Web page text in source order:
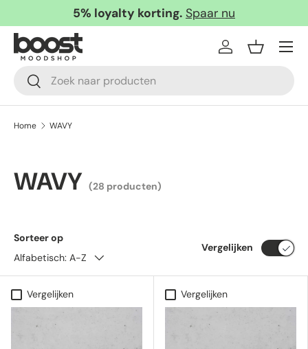
Ga naar inhoud
5% loyalty korting. Spaar nu
Zoeken
Zoeken
InloggenMandje
Menu
Home WAVY
WAVY (28 producten)
Sorteer op
Alfabetisch: A-Z
Vergelijken
Vergelijken Vergelijken